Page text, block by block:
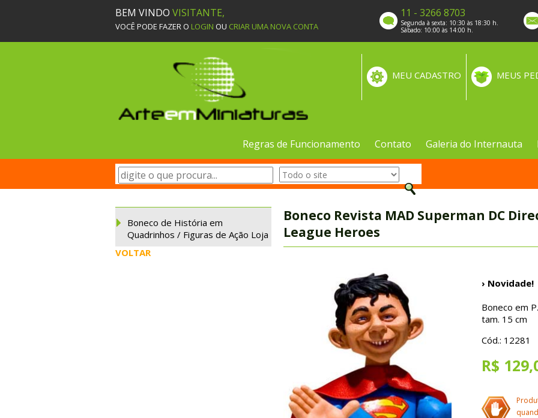
BEM VINDO VISITANTE,
VOCÊ PODE FAZER O LOGIN OU CRIAR UMA NOVA CONTA
11 - 3266 8703
Segunda à sexta: 10:30 às 18:30 h.
Sábado: 10:00 às 14:00 h.
MEUS
MEU CADASTRO
Regras de Funcionamento Contato Galeria do Internauta
Boneco de História em
Quadrinhos / Figuras de Ação Loja
VOLTAR
Boneco Revista MAD Superman DC
League Heroes
› Novidade!
Boneco em
tam. 15 cm
Cód.: 12281
R$